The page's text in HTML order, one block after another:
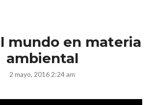
mundo en materia
ambiental
2 mayo, 2016 2:24 am